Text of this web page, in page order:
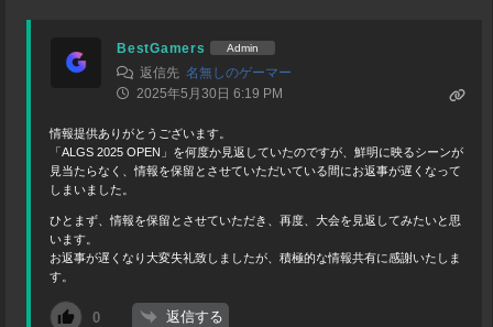
BestGamers Admin
返信先名無しのゲーマー
2025年5月30日 6:19 PM
情報提供ありがとうございます。
「ALGS 2025 OPEN」を何度か見返していたのですが、鮮明に映るシーンが
見当たらなく、情報を保留とさせていただいている間にお返事が遅くなって
しまいました。
ひとまず、情報を保留とさせていただき、再度、大会を見返してみたいと思
います。
お返事が遅くなり大変失礼致しましたが、積極的な情報共有に感謝いたしま
す。
0 返信する